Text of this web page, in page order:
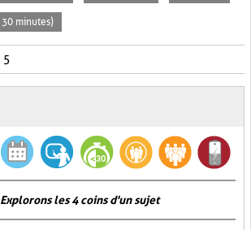
minutes)
5
Explorons les 4 coins d'un sujet